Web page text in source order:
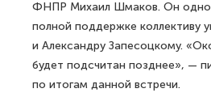
ФНПР Михаил Шмаков. Он
полной поддержке коллективу
и Александру Запесоцкому.
будет подсчитан позднее», —
по итогам данной встречи.